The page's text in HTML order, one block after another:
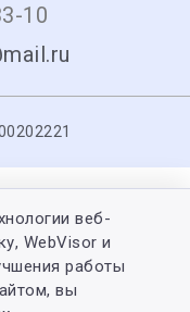
10
веб-
WebVisor и
работы
вы